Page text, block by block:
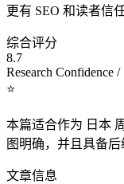
更有 SEO 和读者信
综合评分
8.7
Research Confidence /
⭐
本篇适合作为 日本
图明确，并且具备后
文章信息